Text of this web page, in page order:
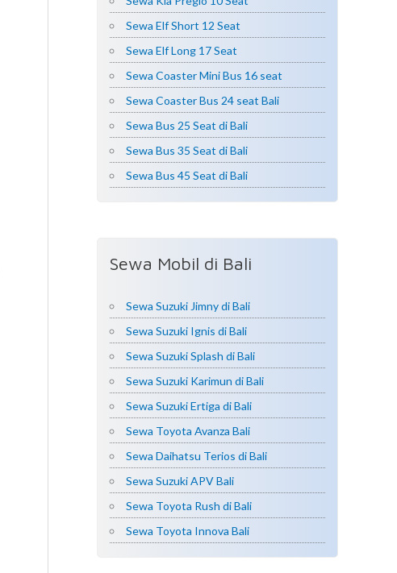
Sewa Elf Short 12 Seat
Sewa Elf Long 17 Seat
Sewa Coaster Mini Bus 16 seat
Sewa Coaster Bus 24 seat Bali
Sewa Bus 25 Seat di Bali
Sewa Bus 35 Seat di Bali
Sewa Bus 45 Seat di Bali
Sewa Mobil di Bali
Sewa Suzuki Jimny di Bali
Sewa Suzuki Ignis di Bali
Sewa Suzuki Splash di Bali
Sewa Suzuki Karimun di Bali
Sewa Suzuki Ertiga di Bali
Sewa Toyota Avanza Bali
Sewa Daihatsu Terios di Bali
Sewa Suzuki APV Bali
Sewa Toyota Rush di Bali
Sewa Toyota Innova Bali